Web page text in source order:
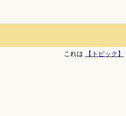
これは
【トピック】